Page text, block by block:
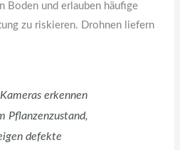
Boden und erlauben häufige
zu riskieren. Drohnen liefern
erkennen
Pflanzenzustand,
defekte